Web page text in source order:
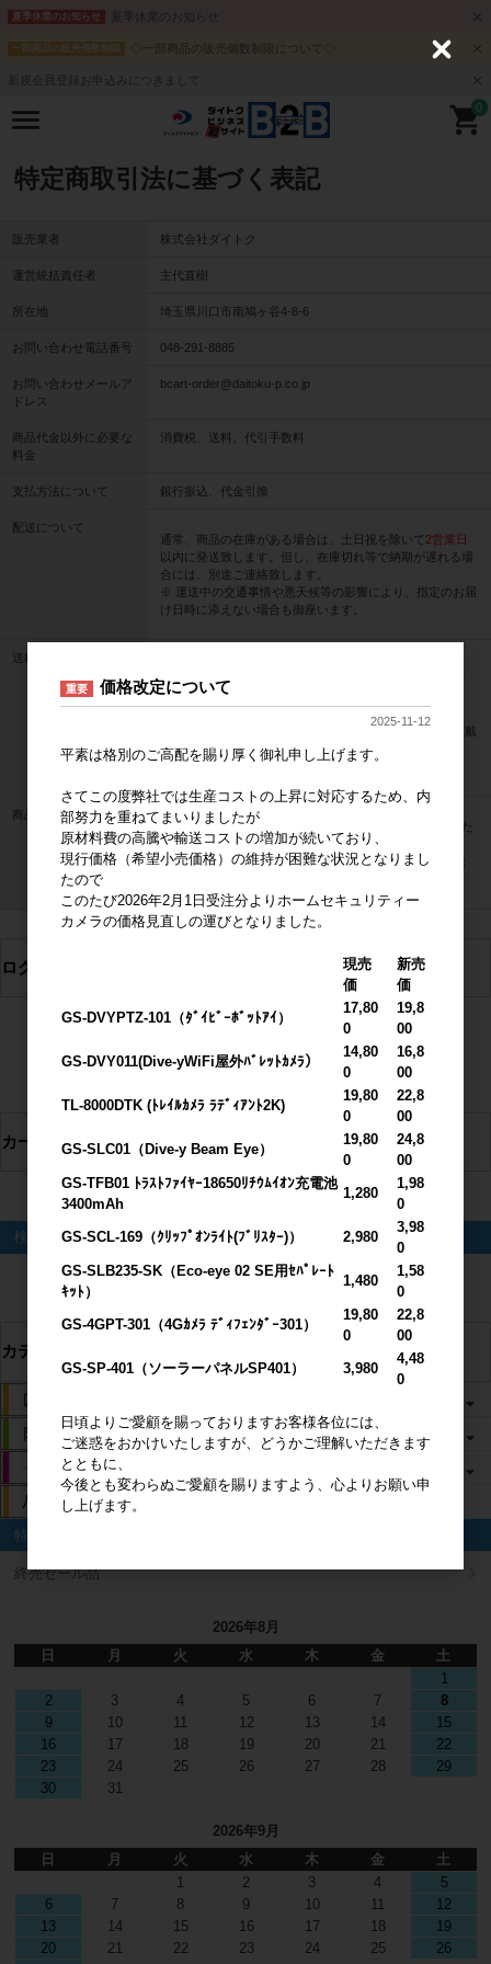
夏季休業のお知らせ 夏季休業のお知らせ
一部商品の販売個数制限 ◇一部商品の販売個数制限について◇
新規会員登録お申込みにつきまして
0
特定商取引法に基づく表記
販売業者 株式会社ダイトク
運営統括責任者 主代直樹
所在地 埼玉県川口市南鳩ヶ谷4-8-6
お問い合わせ電話番号 048-291-8885
お問い合わせメールア
ドレス
bcart-order@daitoku-p.co.jp
商品代金以外に必要な
料金
消費税、送料、代引手数料
支払方法について 銀行振込、代金引換
配送について
通常、商品の在庫がある場合は、土日祝を除いて 2営業日
以内に発送致します。但し、在庫切れ等で納期が遅れる場
合には、別途ご連絡致します。
※ 運送中の交通事情や悪天候等の影響により、指定のお届
け日時に添えない場合も御座います。
送料について
させていただきます。
※ 沖縄、離島への配送は、送料以外に別途配送料金を頂戴
いたします。
商品の返品について
お客様ご都合の返品はお受けしておりません。お届けした
商品が不良、破損していた場合、
到着後7日以内にご連絡をいただければ返品交換を承りま
ログイン
カート情報
検索
検索
カテゴリ
特集
終売セール品
2026年8月
日
月 火 水 木 金
土
1
2
3 4 5 6 7
8
9
10 11 12 13 14
15
16
17 18 19 20 21
22
23
24 25 26 27 28
29
30
31
2026年9月
日
月 火 水 木 金
土
1
2 3 4
5
6
7 8 9 10 11
12
13
14 15 16 17 18
19
20
21 22 23 24 25
26
重要 価格改定について
2025-11-12
平素は格別のご高配を賜り厚く御礼申し上げます。
さてこの度弊社では生産コストの上昇に対応するため、内
部努力を重ねてまいりましたが
原材料費の高騰や輸送コストの増加が続いており、
現行価格（希望小売価格）の維持が困難な状況となりまし
たので
このたび2026年2月1日受注分よりホームセキュリティー
カメラの価格見直しの運びとなりました。
現売
価
新売
価
GS-DVYPTZ-101（ﾀﾞｲﾋﾞｰﾎﾞｯﾄｱｲ）
17,80
0
19,8
00
GS-DVY011(Dive-yWiFi屋外ﾊﾞﾚｯﾄｶﾒﾗ）
14,80
0
16,8
00
TL-8000DTK (ﾄﾚｲﾙｶﾒﾗ ﾗﾃﾞｨｱﾝﾄ2K)
19,80
0
22,8
00
GS-SLC01（Dive-y Beam Eye）
19,80
0
24,8
00
GS-TFB01 ﾄﾗｽﾄﾌｧｲﾔｰ18650ﾘﾁｳﾑｲｵﾝ充電池
3400mAh
1,280
1,98
0
GS-SCL-169（ｸﾘｯﾌﾟｵﾝﾗｲﾄ(ﾌﾞﾘｽﾀｰ)）
2,980
3,98
0
GS-SLB235-SK（Eco-eye 02 SE用ｾﾊﾟﾚｰﾄ
ｷｯﾄ）
1,480
1,58
0
GS-4GPT-301（4Gｶﾒﾗ ﾃﾞｨﾌｪﾝﾀﾞｰ301）
19,80
0
22,8
00
GS-SP-401（ソーラーパネルSP401）
3,980
4,48
0
日頃よりご愛顧を賜っておりますお客様各位には、
ご迷惑をおかけいたしますが、どうかご理解いただきます
とともに、
今後とも変わらぬご愛顧を賜りますよう、心よりお願い申
し上げます。
C